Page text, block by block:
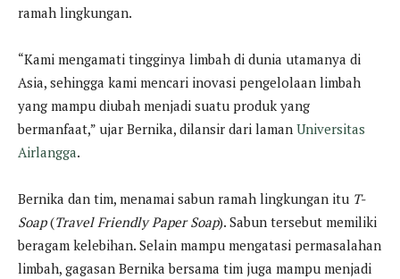
ramah lingkungan.
“Kami mengamati tingginya limbah di dunia utamanya di
Asia, sehingga kami mencari inovasi pengelolaan limbah
yang mampu diubah menjadi suatu produk yang
bermanfaat,” ujar Bernika, dilansir dari laman Universitas
Airlangga.
Bernika dan tim, menamai sabun ramah lingkungan itu T-
Soap(Travel Friendly Paper Soap). Sabun tersebut memiliki
beragam kelebihan. Selain mampu mengatasi permasalahan
limbah, gagasan Bernika bersama tim juga mampu menjadi